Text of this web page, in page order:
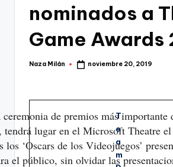
nominados a
Game Awards
Publicado
Naza Milán noviembre 20, 2019
de premios más importante
lugar en el Microsoft Theatre
‘Oscars de los Videojuegos’
el público, sin olvidar las
T
E
A
M